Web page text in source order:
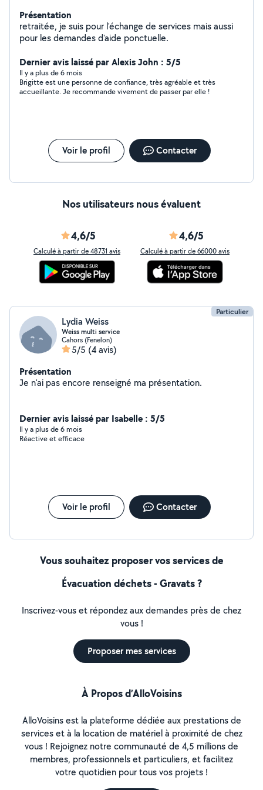
Présentation
retraitée, je suis pour l'échange de services mais aussi
pour les demandes d'aide ponctuelle.
Dernier avis laissé par Alexis John : 5/5
Il y a plus de 6 mois
Brigitte est une personne de confiance, très agréable et très
accueillante. Je recommande vivement de passer par elle !
Voir le profil Contacter
Nos utilisateurs nous évaluent
4,6/5
Calculé à partir de 48731 avis
4,6/5
Calculé à partir de 66000 avis
Particulier
Lydia Weiss
Weiss multi service
Cahors (Fenelon)
5/5 (4 avis)
Présentation
Je n'ai pas encore renseigné ma présentation.
Dernier avis laissé par Isabelle : 5/5
Il y a plus de 6 mois
Réactive et efficace
Voir le profil Contacter
Vous souhaitez proposer vos services de
Évacuation déchets - Gravats ?
Inscrivez-vous et répondez aux demandes près de chez
vous !
Proposer mes services
À Propos d’AlloVoisins
AlloVoisins est la plateforme dédiée aux prestations de
services et à la location de matériel à proximité de chez
vous ! Rejoignez notre communauté de 4,5 millions de
membres, professionnels et particuliers, et facilitez
votre quotidien pour tous vos projets !